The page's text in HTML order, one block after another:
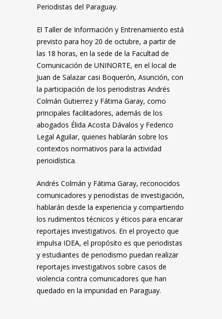
Periodistas del Paraguay.
El Taller de Información y Entrenamiento está
previsto para hoy 20 de octubre, a partir de
las 18 horas, en la sede de la Facultad de
Comunicación de UNINORTE, en el local de
Juan de Salazar casi Boquerón, Asunción, con
la participación de los periodistras Andrés
Colmán Gutierrez y Fátima Garay, como
principales facilitadores, además de los
abogados Élida Acosta Dávalos y Federico
Legal Aguilar, quienes hablarán sobre los
contextos normativos para la actividad
perioidística.
Andrés Colmán y Fátima Garay, reconocidos
comunicadores y periodistas de investigación,
hablarán desde la experiencia y compartiendo
los rudimentos técnicos y éticos para encarar
reportajes investigativos. En el proyecto que
impulsa IDEA, el propósito es que periodistas
y estudiantes de periodismo puedan realizar
reportajes investigativos sobre casos de
violencia contra comunicadores que han
quedado en la impunidad en Paraguay.